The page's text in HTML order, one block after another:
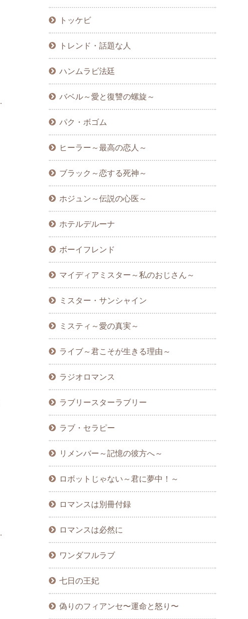
トッケビ
トレンド・話題な人
ハンムラビ法廷
バベル～愛と復讐の螺旋～
パク・ボゴム
ヒーラー～最高の恋人～
ブラック～恋する死神～
ホジュン～伝説の心医～
ホテルデルーナ
ボーイフレンド
マイディアミスター～私のおじさん～
ミスター・サンシャイン
ミスティ～愛の真実～
ライブ～君こそが生きる理由～
ラジオロマンス
ラブリースターラブリー
ラブ・セラピー
リメンバー～記憶の彼方へ～
ロボットじゃない～君に夢中！～
ロマンスは別冊付録
ロマンスは必然に
ワンダフルラブ
七日の王妃
偽りのフィアンセ〜運命と怒り〜